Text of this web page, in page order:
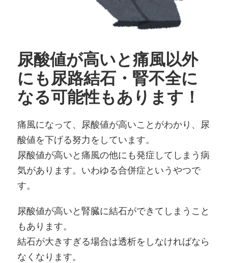
尿酸値が高いと痛風以外
にも尿路結石・腎不全に
なる可能性もあります！
痛風になって、尿酸値が高いことがわかり、尿
酸値を下げる努力をしています。
尿酸値が高いと痛風の他にも発症してしまう病
気があります。いわゆる合併症というやつで
す。
尿酸値が高いと腎臓に結石ができてしまうこと
もあります。
結石が大きすぎる場合は透析をしなければなら
なくなります。